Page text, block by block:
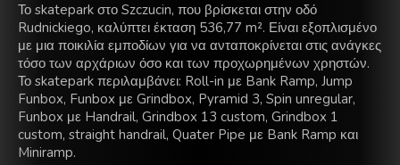
Το skatepark στο Szczucin, που βρίσκεται στην οδό
Rudnickiego, καλύπτει έκταση 536,77 m². Είναι εξοπλισμένο
με μια ποικιλία εμποδίων για να ανταποκρίνεται στις ανάγκες
τόσο των αρχάριων όσο και των προχωρημένων χρηστών.
Το skatepark περιλαμβάνει: Roll-in με Bank Ramp, Jump
Funbox, Funbox με Grindbox, Pyramid 3, Spin unregular,
Funbox με Handrail, Grindbox 13 custom, Grindbox 1
custom, straight handrail, Quater Pipe με Bank Ramp και
Miniramp.